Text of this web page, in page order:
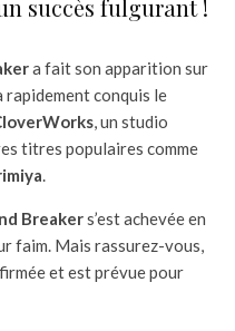
succès fulgurant !
a fait son apparition sur
rapidement conquis le
, un studio
titres populaires comme
.
Breakers’est achevée en
faim. Mais rassurez-vous,
et est prévue pour